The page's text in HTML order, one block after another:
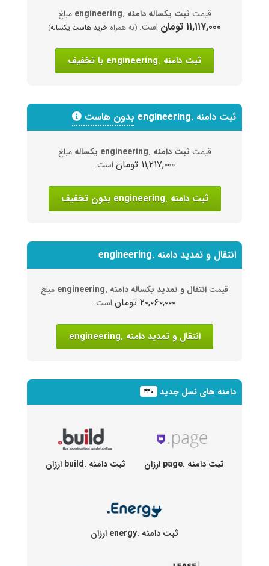
قیمت ثبت یکساله دامنه .engineering مبلغ
۱۱,۱۱۷,۰۰۰ تومان است. (به همراه خرید هاست یکساله)
ثبت دامنه .engineering با تخفیف
ثبت دامنه .engineering بدون هاست
قیمت ثبت دامنه .engineering یکساله مبلغ
۱۱,۲۱۷,۰۰۰ تومان است.
ثبت دامنه .engineering بدون تخفیف
انتقال و تمدید دامنه .engineering
قیمتانتقال و تمدید یکساله دامنه .engineering مبلغ
۲۰,۰۶۰,۰۰۰ تومان است.
انتقال و تمدید دامنه .engineering
دامنه های نسل جدید ۴۴۰
ثبت دامنه .page ارزان ثبت دامنه .build ارزان
ثبت دامنه .energy ارزان